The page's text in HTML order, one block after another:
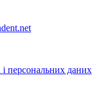
і персональних даних